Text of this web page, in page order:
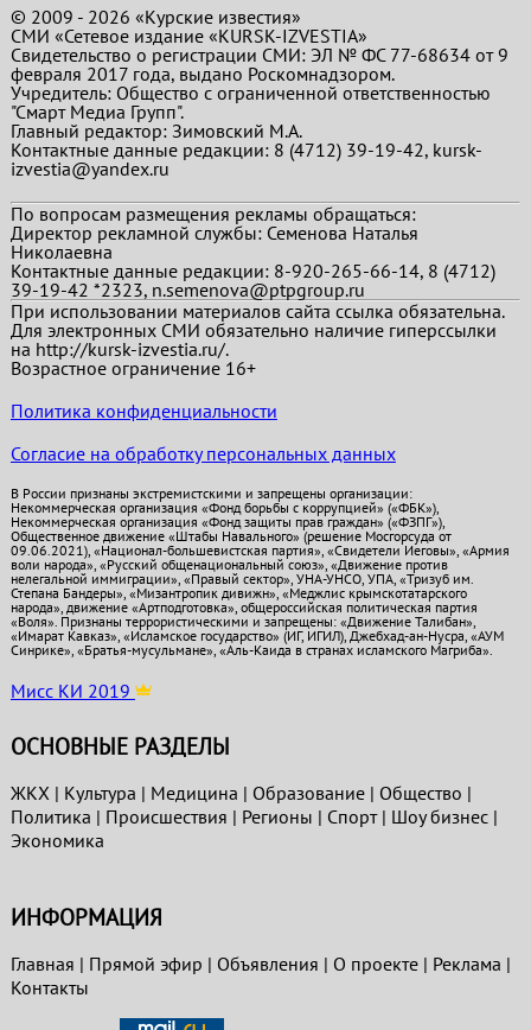
© 2009 - 2026 «Курские известия»
СМИ «Сетевое издание «KURSK-IZVESTIA»
Свидетельство о регистрации СМИ: ЭЛ № ФС 77-68634 от 9
февраля 2017 года, выдано Роскомнадзором.
Учредитель: Общество с ограниченной ответственностью
"Смарт Медиа Групп".
Главный редактор:Зимовский М.А.
Контактные данные редакции: 8 (4712) 39-19-42, kursk-
izvestia@yandex.ru
По вопросам размещения рекламы обращаться:
Директор рекламной службы: Семенова Наталья
Николаевна
Контактные данные редакции: 8-920-265-66-14, 8 (4712)
39-19-42 *2323, n.semenova@ptpgroup.ru
При использовании материалов сайта ссылка обязательна.
Для электронных СМИ обязательно наличие гиперссылки
на http://kursk-izvestia.ru/.
Возрастное ограничение 16+
Политика конфиденциальности
Согласие на обработку персональных данных
В России признаны экстремистскими и запрещены организации:
Некоммерческая организация «Фонд борьбы с коррупцией» («ФБК»),
Некоммерческая организация «Фонд защиты прав граждан» («ФЗПГ»),
Общественное движение «Штабы Навального» (решение Мосгорсуда от
09.06.2021), «Национал-большевистская партия», «Свидетели Иеговы», «Армия
воли народа», «Русский общенациональный союз», «Движение против
нелегальной иммиграции», «Правый сектор», УНА-УНСО, УПА, «Тризуб им.
Степана Бандеры», «Мизантропик дивижн», «Меджлис крымскотатарского
народа», движение «Артподготовка», общероссийская политическая партия
«Воля». Признаны террористическими и запрещены: «Движение Талибан»,
«Имарат Кавказ», «Исламское государство» (ИГ, ИГИЛ), Джебхад-ан-Нусра, «АУМ
Синрике», «Братья-мусульмане», «Аль-Каида в странах исламского Магриба».
Мисс КИ 2019
ОСНОВНЫЕ РАЗДЕЛЫ
ЖКХ | Культура | Медицина | Образование| Общество |
Политика | Проиcшествия | Регионы | Спорт| Шоу бизнес|
Экономика
ИНФОРМАЦИЯ
Главная | Прямой эфир | Объявления | О проекте| Реклама |
Контакты